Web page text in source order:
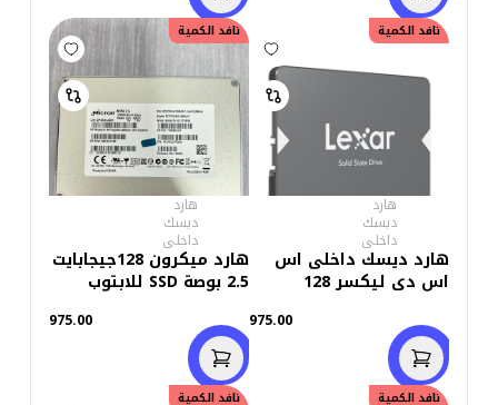
نافد الكمية
هارد
ديسك
داخلى
هارد ديسك داخلى اس
اس دى ليكسر 128
975.00
نافد الكمية
هارد
ديسك
داخلى
هارد ميكرون 128جيجابايت
2.5 بوصة SSD للابتوب
975.00
نافد الكمية نافد الكمية